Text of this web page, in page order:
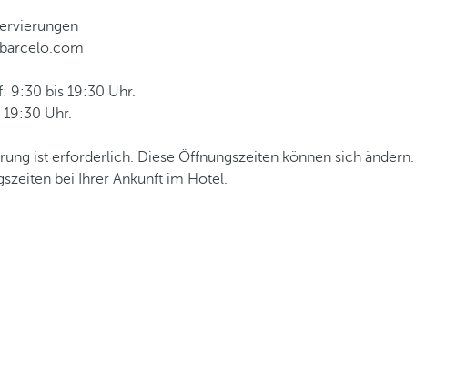
9:30 bis 19:30 Uhr.
Uhr.
ist erforderlich. Diese Öffnungszeiten können sich ändern.
bei Ihrer Ankunft im Hotel.